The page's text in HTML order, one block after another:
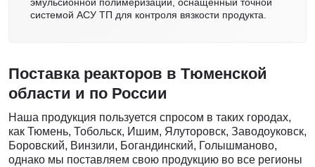
эмульсионной полимеризации, оснащенный точной
системой АСУ ТП для контроля вязкости продукта.
Поставка реакторов в Тюменской
области и по России
Наша продукция пользуется спросом в таких городах,
как Тюмень, Тобольск, Ишим, Ялуторовск, Заводоуковск,
Боровский, Винзили, Богандинский, Голышманово,
однако мы поставляем свою продукцию во все регионы